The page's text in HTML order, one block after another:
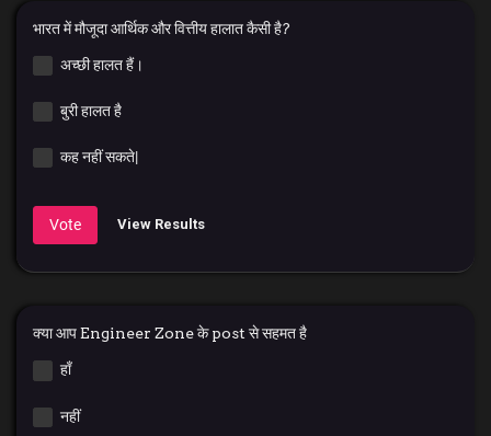
भारत में मौजूदा आर्थिक और वित्तीय हालात कैसी है?
अच्छी हालत हैं।
बुरी हालत है
कह नहीं सकते|
Vote View Results
क्या आप Engineer Zone के post से सहमत है
हाँ
नहीं